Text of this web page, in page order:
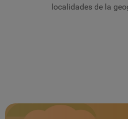
localidades de la